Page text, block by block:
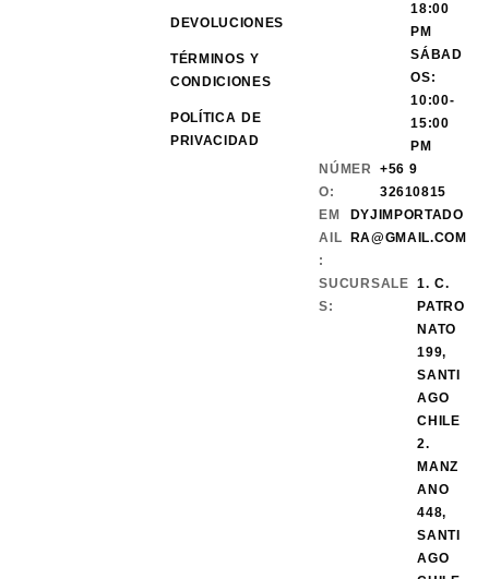
DEVOLUCIONES
TÉRMINOS Y
CONDICIONES
POLÍTICA DE
PRIVACIDAD
18:00
PM
SÁBAD
OS:
10:00-
15:00
PM
NÚMER
O:
+56 9
32610815
EM
AIL
:
DYJIMPORTADO
RA@GMAIL.COM
SUCURSALE
S:
1. C.
PATRO
NATO
199,
SANTI
AGO
CHILE
2.
MANZ
ANO
448,
SANTI
AGO